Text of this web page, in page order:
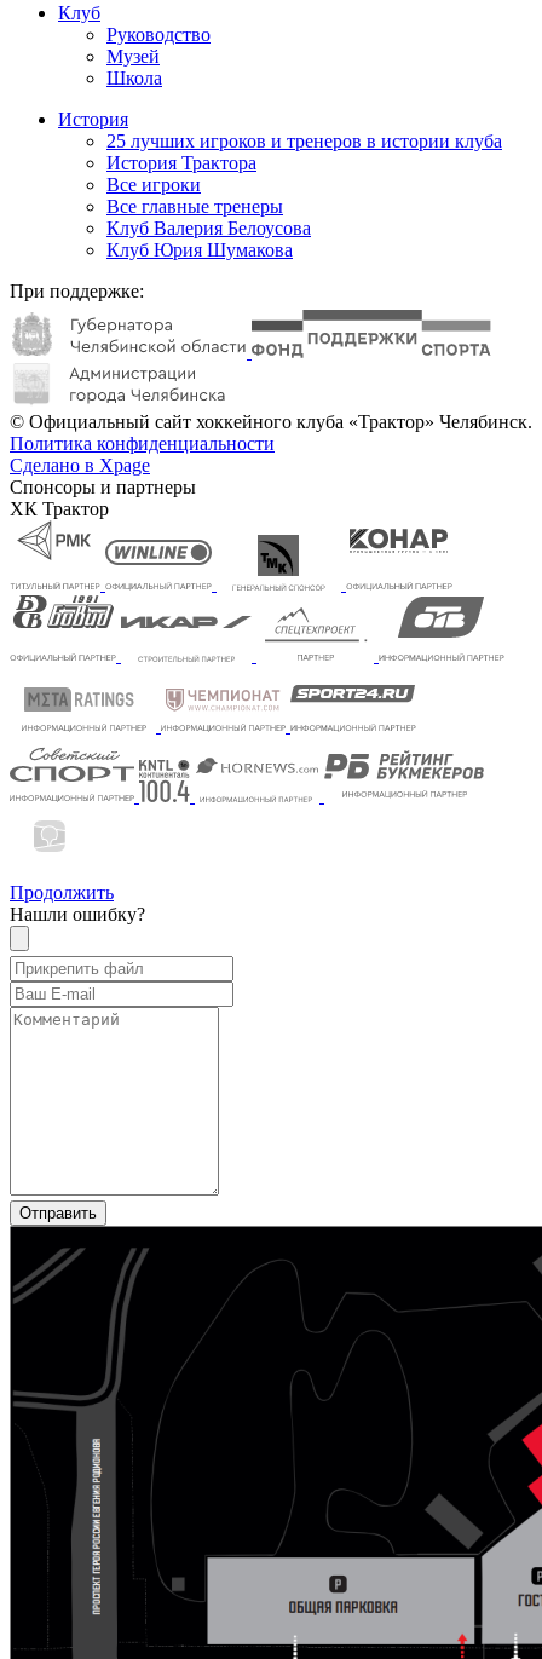
Клуб
Руководство
Музей
Школа
История
25 лучших игроков и тренеров в истории клуба
История Трактора
Все игроки
Все главные тренеры
Клуб Валерия Белоусова
Клуб Юрия Шумакова
При поддержке:
© Официальный сайт хоккейного клуба «Трактор» Челябинск.
Политика конфиденциальности
Сделано в Xpage
Спонсоры и партнеры
ХК Трактор
Продолжить
Нашли ошибку?